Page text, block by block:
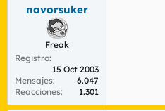
navorsuker
Freak
Registro
15 Oct 2003
Mensajes
6.047
Reacciones
1.301